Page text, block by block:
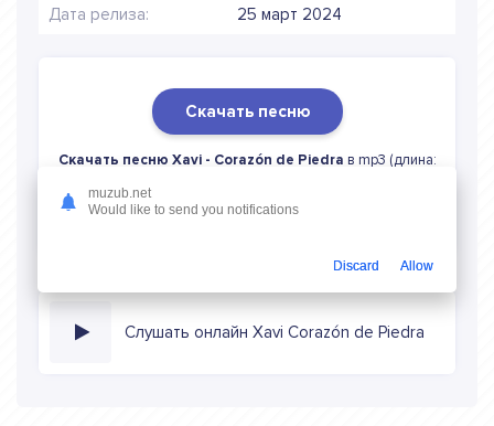
Дата релиза: 25 март 2024
Скачать песню
Скачать песню Xavi - Corazón de Piedra в mp3 (длина:
в режиме онлайн
Слушать онлайн Xavi Corazón de Piedra
muzub.net
Would like to send you notifications
Discard Allow